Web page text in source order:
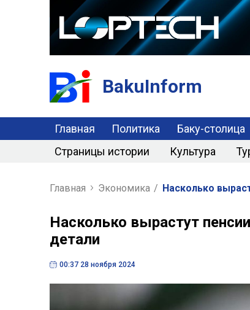
BakuInform
Главная Политика Баку-столица
Страницы истории
Культура
Главная Экономика / Насколько
Насколько вырастут
детали
00:37 28 ноября 2024